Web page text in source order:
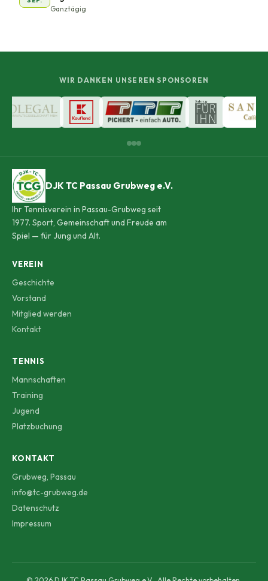
Ganztägig
WIR DANKEN UNSEREN SPONSOREN
DJK TC Passau Grubweg e.V.
Ihr Tennisverein in Passau-Grubweg seit
1977. Sport, Gemeinschaft und Freude am
Spiel — für Jung und Alt.
VEREIN
Geschichte
Vorstand
Mitglied werden
Kontakt
TENNIS
Mannschaften
Training
Jugend
Platzbuchung
KONTAKT
Grubweg, Passau
info@tc-grubweg.de
Datenschutz
Impressum